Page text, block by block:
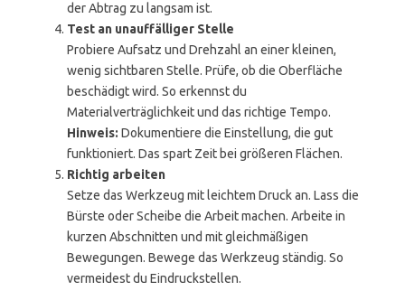
der Abtrag zu langsam ist.
Test an unauffälliger Stelle
Probiere Aufsatz und Drehzahl an einer kleinen,
wenig sichtbaren Stelle. Prüfe, ob die Oberfläche
beschädigt wird. So erkennst du
Materialverträglichkeit und das richtige Tempo.
Hinweis: Dokumentiere die Einstellung, die gut
funktioniert. Das spart Zeit bei größeren Flächen.
Richtig arbeiten
Setze das Werkzeug mit leichtem Druck an. Lass die
Bürste oder Scheibe die Arbeit machen. Arbeite in
kurzen Abschnitten und mit gleichmäßigen
Bewegungen. Bewege das Werkzeug ständig. So
vermeidest du Eindruckstellen.